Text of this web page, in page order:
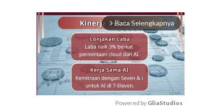
arrow_forward_ios Baca Selengkapnya
Powered by GliaStudios